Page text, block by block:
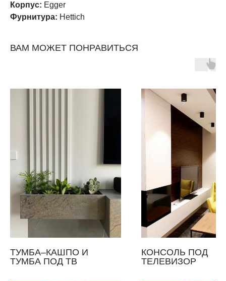
Корпус: Egger
Фурнитура: Hettich
ВАМ МОЖЕТ ПОНРАВИТЬСЯ
ТУМБА–КАШПО И
ТУМБА ПОД ТВ
КОНСОЛЬ ПОД
ТЕЛЕВИЗОР